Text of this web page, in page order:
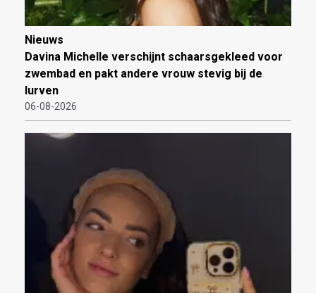
Nieuws
Davina Michelle verschijnt schaarsgekleed voor
zwembad en pakt andere vrouw stevig bij de
lurven
06-08-2026